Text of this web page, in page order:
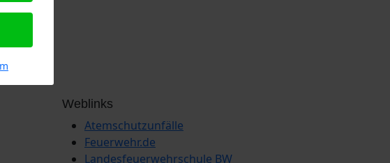
Weblinks
Atemschutzunfälle
Feuerwehr.de
Landesfeuerwehrschule BW